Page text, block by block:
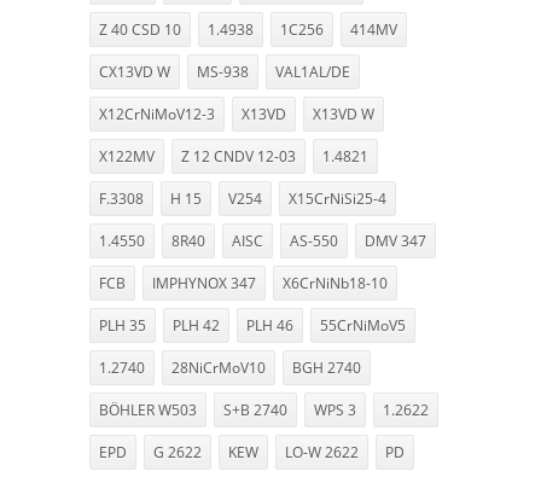
Z 40 CSD 10 1.4938 1C256 414MV
CX13VD W MS-938 VAL1AL/DE
X12CrNiMoV12-3 X13VD X13VD W
X122MV Z 12 CNDV 12-03 1.4821
F.3308 H 15 V254 X15CrNiSi25-4
1.4550 8R40 AISC AS-550 DMV 347
FCB IMPHYNOX 347 X6CrNiNb18-10
PLH 35 PLH 42 PLH 46 55CrNiMoV5
1.2740 28NiCrMoV10 BGH 2740
BÖHLER W503 S+B 2740 WPS 3 1.2622
EPD G 2622 KEW LO-W 2622 PD